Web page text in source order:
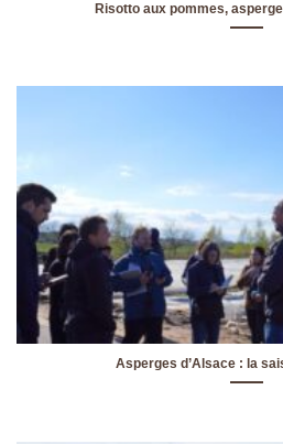
Risotto aux pommes,
Asperges d’Alsace : la